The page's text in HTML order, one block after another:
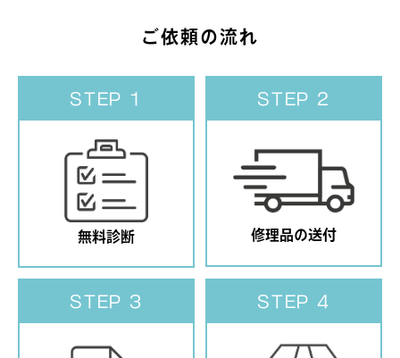
ご依頼の流れ
STEP 1
無料診断
STEP 2
修理品の送付
STEP 3 STEP 4